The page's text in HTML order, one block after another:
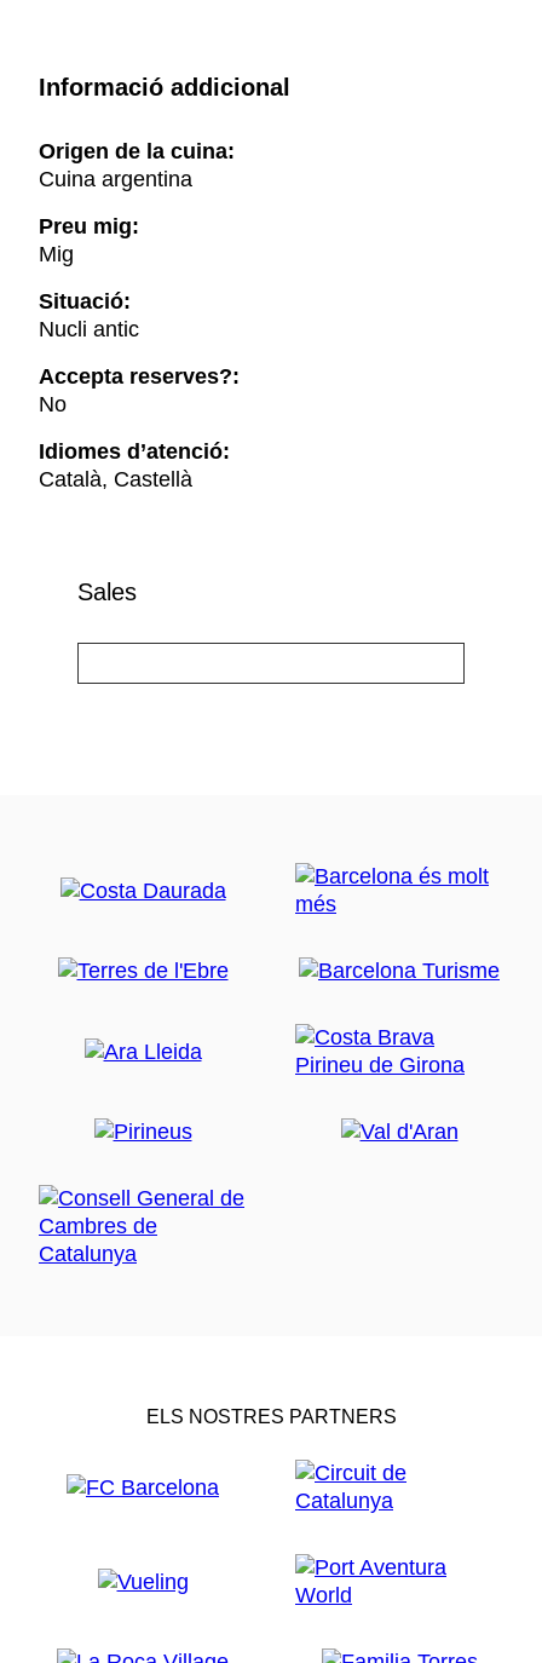
Informació addicional
Origen de la cuina:
Cuina argentina
Preu mig:
Mig
Situació:
Nucli antic
Accepta reserves?:
No
Idiomes d’atenció:
Català, Castellà
Sales
ELS NOSTRES PARTNERS